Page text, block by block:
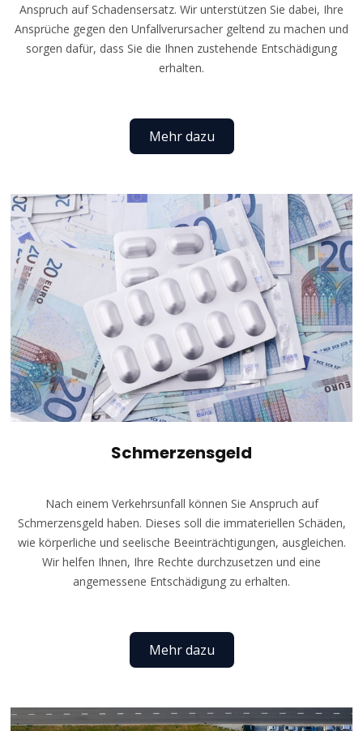
Anspruch auf Schadensersatz. Wir unterstützen Sie dabei, Ihre
Ansprüche gegen den Unfallverursacher geltend zu machen und
sorgen dafür, dass Sie die Ihnen zustehende Entschädigung
erhalten.
Mehr dazu
Schmerzensgeld
Nach einem Verkehrsunfall können Sie Anspruch auf
Schmerzensgeld haben. Dieses soll die immateriellen Schäden,
wie körperliche und seelische Beeinträchtigungen, ausgleichen.
Wir helfen Ihnen, Ihre Rechte durchzusetzen und eine
angemessene Entschädigung zu erhalten.
Mehr dazu